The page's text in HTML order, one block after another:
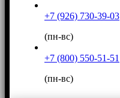
+7 (926) 730-39-03
(пн-вс)
+7 (800) 550-51-51
(пн-вс)